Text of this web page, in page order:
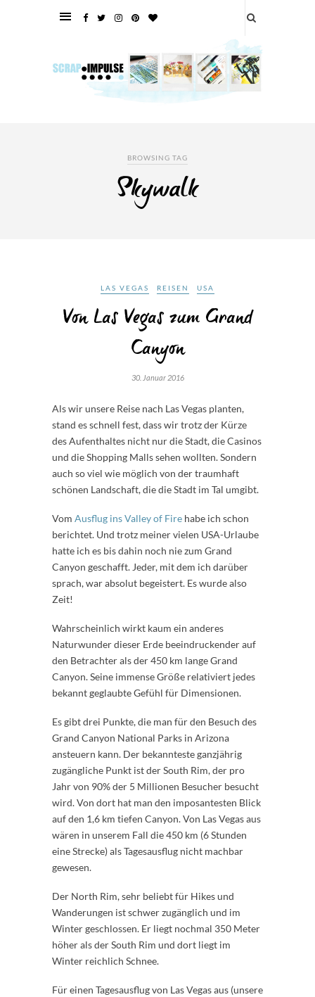
BROWSING TAG
Skywalk
LAS VEGAS REISEN USA
Von Las Vegas zum Grand
Canyon
30. Januar 2016
Als wir unsere Reise nach Las Vegas planten,
stand es schnell fest, dass wir trotz der Kürze
des Aufenthaltes nicht nur die Stadt, die Casinos
und die Shopping Malls sehen wollten. Sondern
auch so viel wie möglich von der traumhaft
schönen Landschaft, die die Stadt im Tal umgibt.
Vom Ausflug ins Valley of Fire habe ich schon
berichtet. Und trotz meiner vielen USA-Urlaube
hatte ich es bis dahin noch nie zum Grand
Canyon geschafft. Jeder, mit dem ich darüber
sprach, war absolut begeistert. Es wurde also
Zeit!
Wahrscheinlich wirkt kaum ein anderes
Naturwunder dieser Erde beeindruckender auf
den Betrachter als der 450 km lange Grand
Canyon. Seine immense Größe relativiert jedes
bekannt geglaubte Gefühl für Dimensionen.
Es gibt drei Punkte, die man für den Besuch des
Grand Canyon National Parks in Arizona
ansteuern kann. Der bekannteste ganzjährig
zugängliche Punkt ist der South Rim, der pro
Jahr von 90% der 5 Millionen Besucher besucht
wird. Von dort hat man den imposantesten Blick
auf den 1,6 km tiefen Canyon. Von Las Vegas aus
wären in unserem Fall die 450 km (6 Stunden
eine Strecke) als Tagesausflug nicht machbar
gewesen.
Der North Rim, sehr beliebt für Hikes und
Wanderungen ist schwer zugänglich und im
Winter geschlossen. Er liegt nochmal 350 Meter
höher als der South Rim und dort liegt im
Winter reichlich Schnee.
Für einen Tagesausflug von Las Vegas aus (unsere